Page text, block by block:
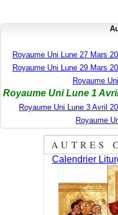
Royaume Uni Lune 27 Mars
Royaume Uni Lune 29 Mars
Royaume
Royaume Uni Lune 1
Royaume Uni Lune 3 Avril
Royaume
AUTRES
Calendrier